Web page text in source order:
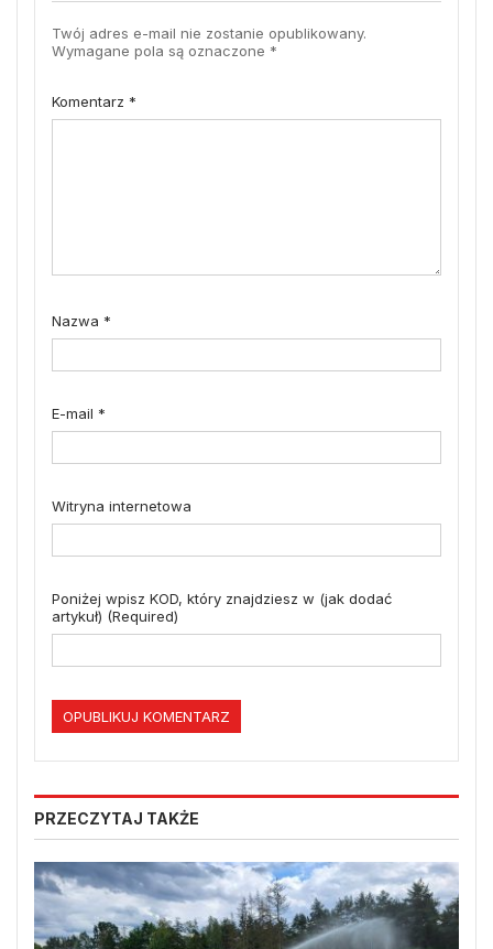
Twój adres e-mail nie zostanie opublikowany.
Wymagane pola są oznaczone *
Komentarz *
Nazwa *
E-mail *
Witryna internetowa
Poniżej wpisz KOD, który znajdziesz w (jak dodać
artykuł) (Required)
PRZECZYTAJ TAKŻE